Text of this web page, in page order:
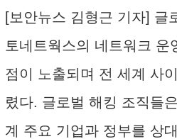
[보안뉴스 김형근 기자] 글
토네트웍스의 네트워크 운
점이 노출되며 전 세계 사
렸다. 글로벌 해킹 조직들
계 주요 기업과 정부를 상